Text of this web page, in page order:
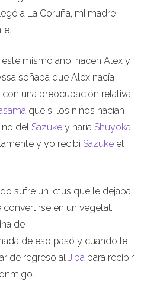
a La Coruña, mi madre
mismo año, nacen Alex y
soñaba que Alex nacía
una preocupación relativa,
que si los niños nacían
del Sazuke y haría Shuyoka.
y yo recibí Sazuke el
sufre un Ictus que le dejaba
en un vegetal.
de
de eso pasó y cuando le
de regreso al Jiba para recibir